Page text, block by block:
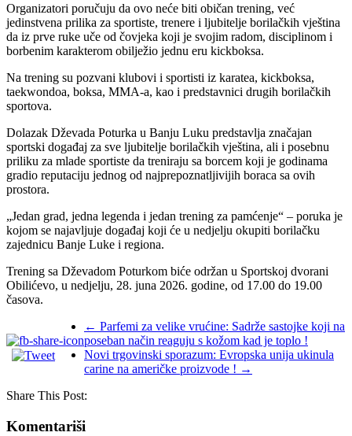
Organizatori poručuju da ovo neće biti običan trening, već
jedinstvena prilika za sportiste, trenere i ljubitelje borilačkih vještina
da iz prve ruke uče od čovjeka koji je svojim radom, disciplinom i
borbenim karakterom obilježio jednu eru kickboksa.
Na trening su pozvani klubovi i sportisti iz karatea, kickboksa,
taekwondoa, boksa, MMA-a, kao i predstavnici drugih borilačkih
sportova.
Dolazak Dževada Poturka u Banju Luku predstavlja značajan
sportski događaj za sve ljubitelje borilačkih vještina, ali i posebnu
priliku za mlade sportiste da treniraju sa borcem koji je godinama
gradio reputaciju jednog od najprepoznatljivijih boraca sa ovih
prostora.
„Jedan grad, jedna legenda i jedan trening za pamćenje“ – poruka je
kojom se najavljuje događaj koji će u nedjelju okupiti borilačku
zajednicu Banje Luke i regiona.
Trening sa Dževadom Poturkom biće održan u Sportskoj dvorani
Obilićevo, u nedjelju, 28. juna 2026. godine, od 17.00 do 19.00
časova.
← Parfemi za velike vrućine: Sadrže sastojke koji na
poseban način reaguju s kožom kad je toplo !
Novi trgovinski sporazum: Evropska unija ukinula
carine na američke proizvode ! →
Share This Post:
Komentariši